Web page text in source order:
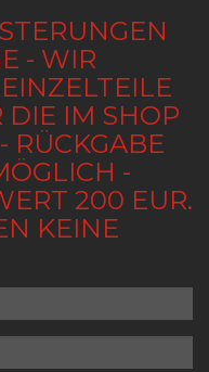
- WIR
DIE IM SHOP
RÜCKGABE
-
200 EUR.
KEINE